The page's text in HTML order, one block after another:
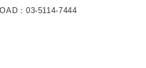
：03-5114-7444